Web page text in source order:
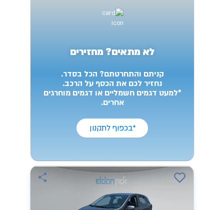
לא מתאים? מחזירים
קניתם והתחרטתם? הכל בסדר.
נחזיר לכם את הכסף על הרכב.
*למעט דגמים חשמליים או דגמים מוחרגים
אחרים.
*בכפוף לתקנון